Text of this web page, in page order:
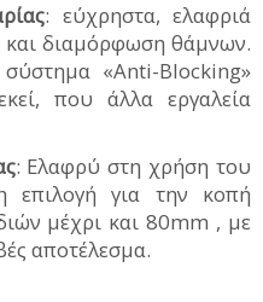
: εύχρηστα, ελαφριά
και διαμόρφωση θάμνων.
σύστημα «Anti-Blocking»
που άλλα εργαλεία
: Ελαφρύ στη χρήση του
επιλογή για την κοπή
μέχρι και 80mm , με
αποτέλεσμα.